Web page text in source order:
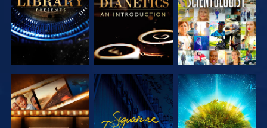
SERIE
ENTDECKEN
ANSEHEN
SERIE
ENTDECKEN